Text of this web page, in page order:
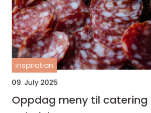
inspiration
09. July 2025
Oppdag meny til catering